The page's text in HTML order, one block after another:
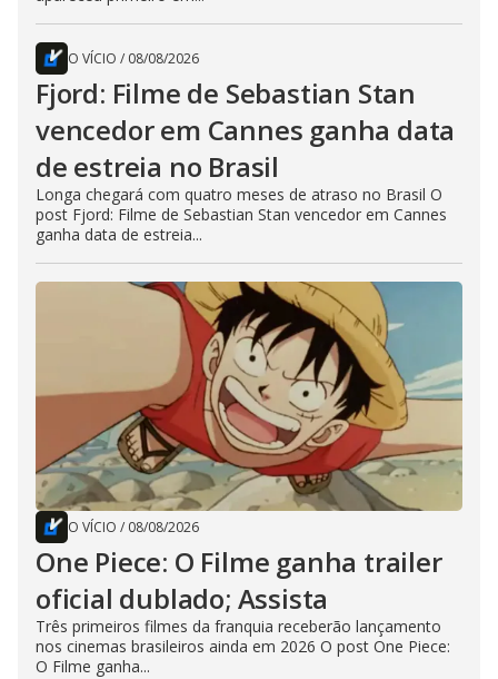
O VÍCIO / 08/08/2026
Fjord: Filme de Sebastian Stan
vencedor em Cannes ganha data
de estreia no Brasil
Longa chegará com quatro meses de atraso no Brasil O
post Fjord: Filme de Sebastian Stan vencedor em Cannes
ganha data de estreia...
O VÍCIO / 08/08/2026
One Piece: O Filme ganha trailer
oficial dublado; Assista
Três primeiros filmes da franquia receberão lançamento
nos cinemas brasileiros ainda em 2026 O post One Piece:
O Filme ganha...